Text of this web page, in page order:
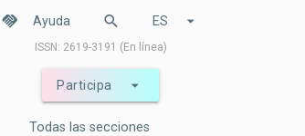
handshake Ayuda search arrow_drop_down
ES
ISSN: 2619-3191 (En línea)
arrow_drop_down
Participa
Todas las secciones